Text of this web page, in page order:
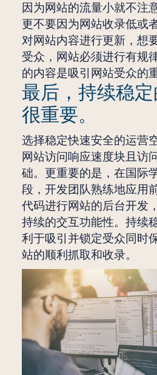
因为网站的流量小就不注
更不要因为网站收录低或
对网站内容进行更新，想
受众，网站必须进行有规
的内容是吸引网站受众的
最后，持续稳
很重要。
选择稳定快速安全的运营
网站访问响应速度块且访
础。更重要的是，在国际
段，开发团队熟练地应用
代码进行网站的后台开发
持续的交互功能性。持续
利于吸引并锁定受众同时
站的顺利抓取和收录。